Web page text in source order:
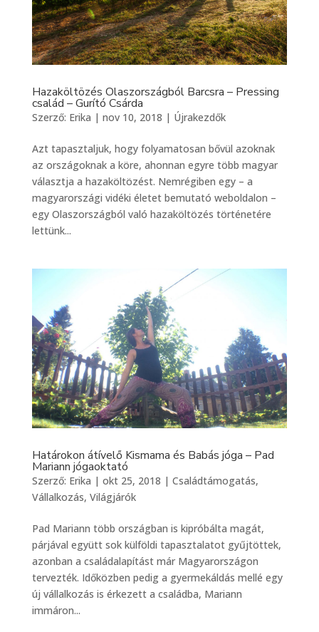
Hazaköltözés Olaszországból Barcsra – Pressing
család – Gurító Csárda
Szerző: Erika | nov 10, 2018 | Újrakezdők
Azt tapasztaljuk, hogy folyamatosan bővül azoknak
az országoknak a köre, ahonnan egyre több magyar
választja a hazaköltözést. Nemrégiben egy – a
magyarországi vidéki életet bemutató weboldalon –
egy Olaszországból való hazaköltözés történetére
lettünk...
Határokon átívelő Kismama és Babás jóga – Pad
Mariann jógaoktató
Szerző: Erika | okt 25, 2018 | Családtámogatás,
Vállalkozás, Világjárók
Pad Mariann több országban is kipróbálta magát,
párjával együtt sok külföldi tapasztalatot gyűjtöttek,
azonban a családalapítást már Magyarországon
tervezték. Időközben pedig a gyermekáldás mellé egy
új vállalkozás is érkezett a családba, Mariann
immáron...